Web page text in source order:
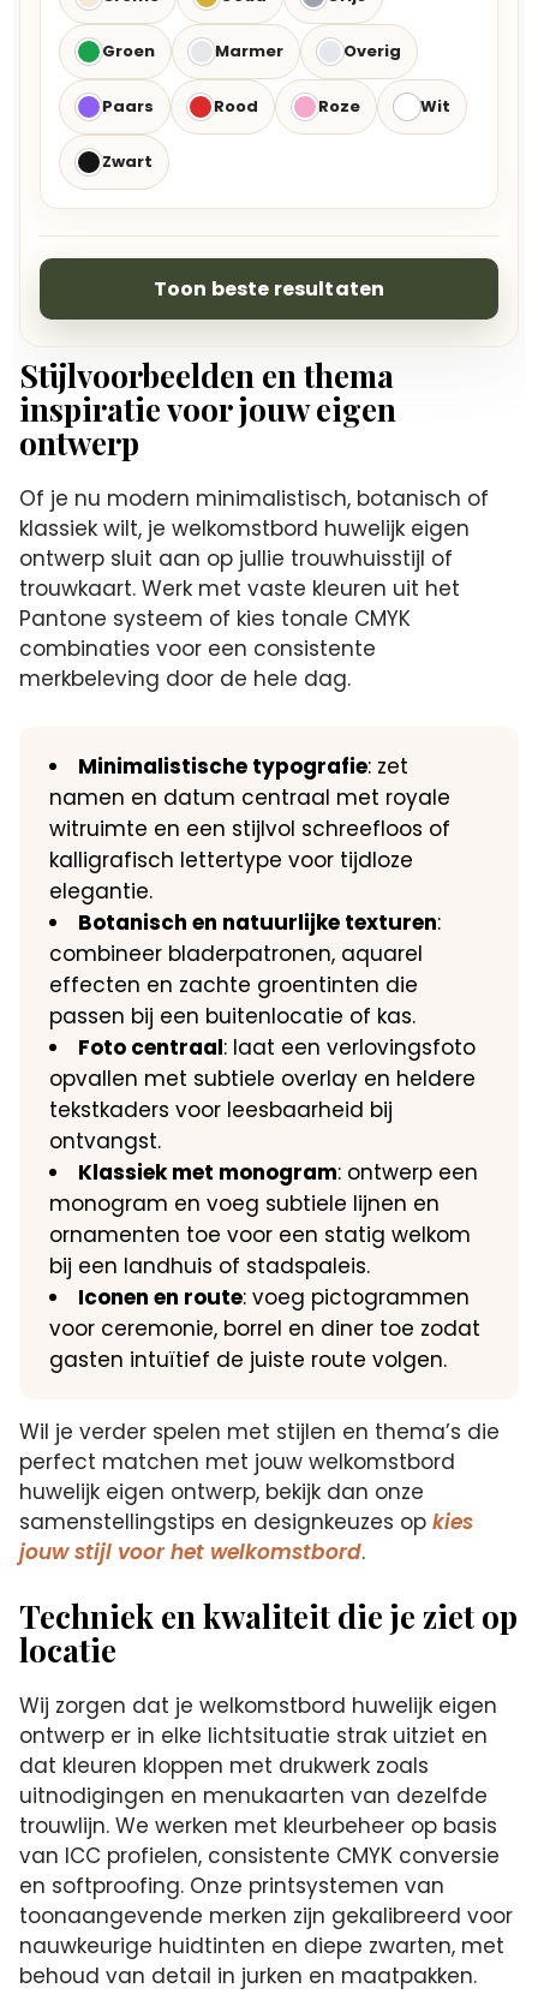
Groen Marmer Overig
Paars Rood Roze Wit
Zwart
Toon beste resultaten
Stijlvoorbeelden en thema
inspiratie voor jouw eigen
ontwerp
Of je nu modern minimalistisch, botanisch of
klassiek wilt, je welkomstbord huwelijk eigen
ontwerp sluit aan op jullie trouwhuisstijl of
trouwkaart. Werk met vaste kleuren uit het
Pantone systeem of kies tonale CMYK
combinaties voor een consistente
merkbeleving door de hele dag.
Minimalistische typografie: zet
namen en datum centraal met royale
witruimte en een stijlvol schreefloos of
kalligrafisch lettertype voor tijdloze
elegantie.
Botanisch en natuurlijke texturen:
combineer bladerpatronen, aquarel
effecten en zachte groentinten die
passen bij een buitenlocatie of kas.
Foto centraal: laat een verlovingsfoto
opvallen met subtiele overlay en heldere
tekstkaders voor leesbaarheid bij
ontvangst.
Klassiek met monogram: ontwerp een
monogram en voeg subtiele lijnen en
ornamenten toe voor een statig welkom
bij een landhuis of stadspaleis.
Iconen en route: voeg pictogrammen
voor ceremonie, borrel en diner toe zodat
gasten intuïtief de juiste route volgen.
Wil je verder spelen met stijlen en thema’s die
perfect matchen met jouw welkomstbord
huwelijk eigen ontwerp, bekijk dan onze
samenstellingstips en designkeuzes opkies
jouw stijl voor het welkomstbord.
Techniek en kwaliteit die je ziet op
locatie
Wij zorgen dat je welkomstbord huwelijk eigen
ontwerp er in elke lichtsituatie strak uitziet en
dat kleuren kloppen met drukwerk zoals
uitnodigingen en menukaarten van dezelfde
trouwlijn. We werken met kleurbeheer op basis
van ICC profielen, consistente CMYK conversie
en softproofing. Onze printsystemen van
toonaangevende merken zijn gekalibreerd voor
nauwkeurige huidtinten en diepe zwarten, met
behoud van detail in jurken en maatpakken.